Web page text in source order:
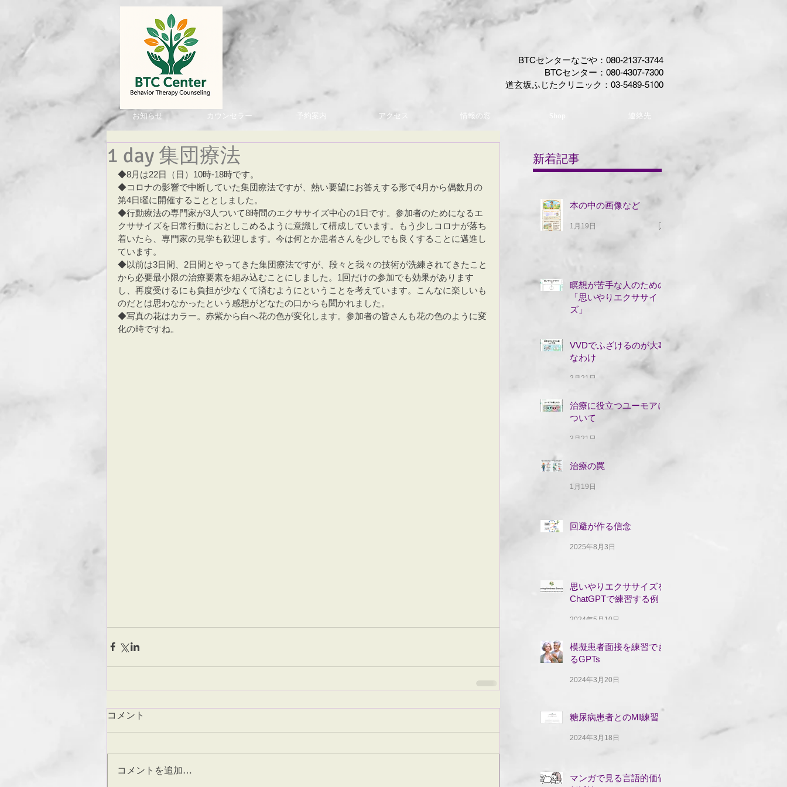
BTCセンターなごや：080-2137-3744​
BTCセンター​： 080-4307-7300
​道玄坂ふじたクリニック：03-5489-5100
お知らせ カウンセラー アクセス 情報の窓 連絡先
1 day 集団療法
◆8月は22日（日）10時-18時です。
◆コロナの影響で中断していた集団療法ですが、熱い要望にお答えする形で4月から偶数月の
第4日曜に開催することとしました。
◆行動療法の専門家が3人ついて8時間のエクササイズ中心の1日です。参加者のためになるエ
クササイズを日常行動におとしこめるように意識して構成しています。もう少しコロナが落ち
着いたら、専門家の見学も歓迎します。今は何とか患者さんを少しでも良くすることに邁進し
ています。
◆以前は3日間、2日間とやってきた集団療法ですが、段々と我々の技術が洗練されてきたこと
から必要最小限の治療要素を組み込むことにしました。1回だけの参加でも効果があります
し、再度受けるにも負担が少なくて済むようにということを考えています。こんなに楽しいも
のだとは思わなかったという感想がどなたの口からも聞かれました。
◆写真の花はカラー。赤紫から白へ花の色が変化します。参加者の皆さんも花の色のように変
化の時ですね。
コメント
コメントを追加…
新着記事
本の中の画像など
1月19日
瞑想が苦手な人のための
「思いやりエクササイ
ズ」
VVDでふざけるのが大事
なわけ
3月21日
治療に役立つユーモアに
ついて
3月21日
治療の罠
1月19日
回避が作る信念
2025年8月3日
思いやりエクササイズを
ChatGPTで練習する例
2024年5月10日
模擬患者面接を練習でき
るGPTs
2024年3月20日
糖尿病患者とのMI練習
2024年3月18日
マンガで見る言語的価値